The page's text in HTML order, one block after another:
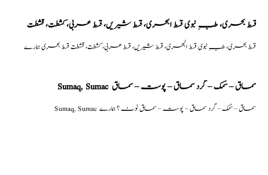
قسط بحری، طبِ نبوی قسط البحری، قسط شیریں، قسط عربی، كشطت، قشطت
قسط بحری، طبِ نبوی قسط البحری، قسط شیریں، قسط عربی، كشطت، قشطت قسط بحری ہمارے
Sumaq, Sumac سماق – سُمک – گرد سماق – پوست – سماق
Sumaq, Sumac سماق – سُمک – گرد سماق – پوست – سماق نوٹ ؟ ہمارے